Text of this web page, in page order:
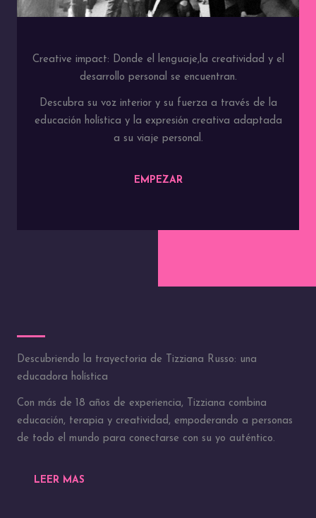
Creative impact: Donde el lenguaje,la creatividad y el
desarrollo personal se encuentran.
Descubra su voz interior y su fuerza a través de la
educación holística y la expresión creativa adaptada
a su viaje personal.
EMPEZAR
Descubriendo la trayectoria de Tizziana Russo: una
educadora holística
Con más de 18 años de experiencia, Tizziana combina
educación, terapia y creatividad, empoderando a personas
de todo el mundo para conectarse con su yo auténtico.
LEER MAS